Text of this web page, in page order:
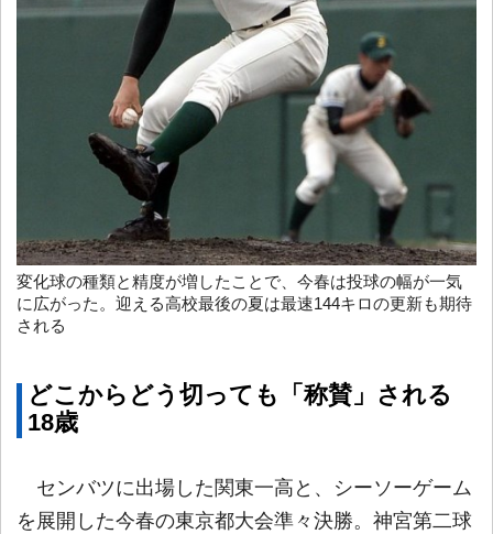
変化球の種類と精度が増したことで、今春は投球の幅が一気
に広がった。迎える高校最後の夏は最速144キロの更新も期待
される
どこからどう切っても「称賛」される
18歳
センバツに出場した関東一高と、シーソーゲーム
を展開した今春の東京都大会準々決勝。神宮第二球